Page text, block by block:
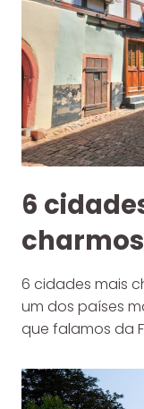
6
6 cidades mais
um dos países
que falamos da